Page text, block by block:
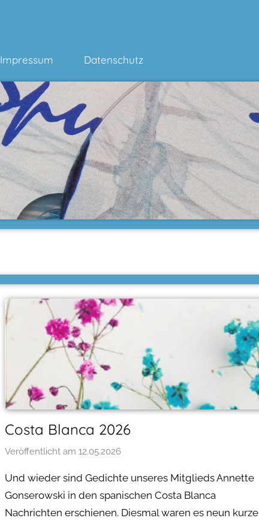
Impressum Datenschutz
Costa Blanca 2026
Veröffentlicht am 12.05.2026
Und wieder sind Gedichte unseres Mitglieds Annette
Gonserowski in den spanischen Costa Blanca
Nachrichten erschienen. Diesmal waren es neun kurze